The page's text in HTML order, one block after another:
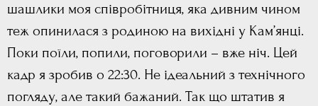
шашлики моя співробітниця, яка дивним чином
теж опинилася з родиною на вихідні у Кам’янці.
Поки поїли, попили, поговорили – вже ніч. Цей
кадр я зробив о 22:30. Не ідеальний з технічного
погляду, але такий бажаний. Так що штатив я